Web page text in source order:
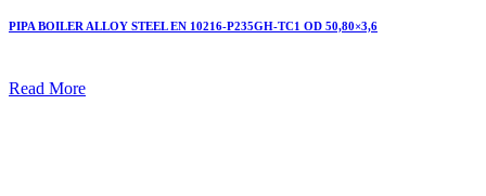
PIPA BOILER ALLOY STEEL EN 10216-P235GH-TC1 OD 50,80×3,6
Read More